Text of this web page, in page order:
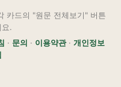
카드의 "원문 전체보기" 버튼
.
· 문의 · 이용약관· 개인정보